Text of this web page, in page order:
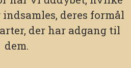
deres formål
der har adgang til
dem.